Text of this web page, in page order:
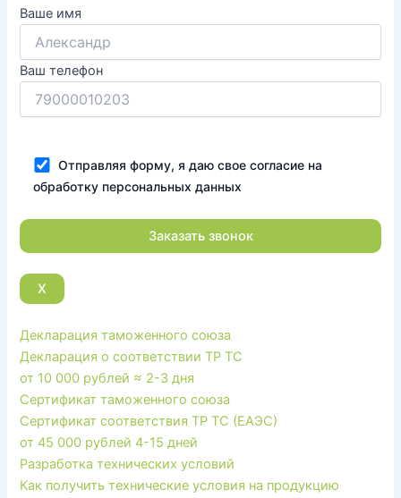
Ваше имя
Ваш телефон
Отправляя форму, я даю свое согласие на
обработку персональных данных
X
Декларация таможенного союза
Декларация о соответствии ТР ТС
от 10 000 рублей ≈ 2-3 дня
Сертификат таможенного союза
Сертификат соответствия ТР ТС (ЕАЭС)
от 45 000 рублей 4-15 дней
Разработка технических условий
Как получить технические условия на продукцию